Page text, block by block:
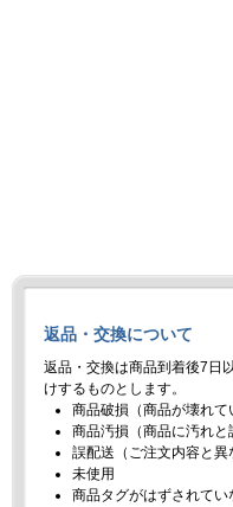
返品・交換について
返品・交換は商品到着後7日
けするものとします。
商品破損（商品が壊れて
商品汚損（商品に汚れと
誤配送（ご注文内容と異
未使用
商品タグがはずされてい